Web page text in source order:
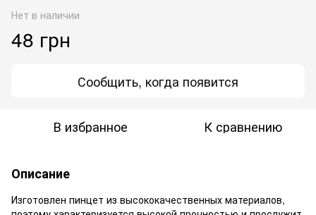
Нет в наличии
48 грн
Сообщить, когда появится
В избранное К сравнению
Описание
Изготовлен пинцет из высококачественных материалов,